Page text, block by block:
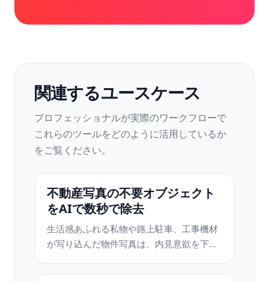
関連するユースケース
プロフェッショナルが実際のワークフローで
これらのツールをどのように活用しているか
をご覧ください。
不動産写真の不要オブジェクト
をAIで数秒で除去
生活感あふれる私物や路上駐車、工事機材
が写り込んだ物件写真は、内見意欲を下げ
Photoshopのスキルがなくても瞬時にきれ